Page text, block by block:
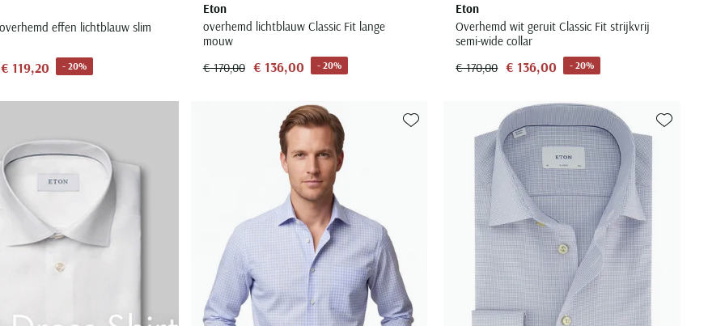
effen lichtblauw slim
€ 119,20 - 20%
Eton
overhemd lichtblauw Classic Fit lange
mouw
€ 170,00 € 136,00 - 20%
Eton
Overhemd wit geruit Classic Fit strijkvrij
semi-wide collar
€ 170,00 € 136,00 - 20%
Toevoegen aan favorieten